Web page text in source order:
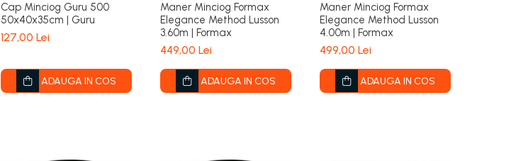
Cap Minciog Guru 500
50x40x35cm | Guru
127,00 Lei
ADAUGA IN COS
Maner Minciog Formax
Elegance Method Lusson
3.60m | Formax
449,00 Lei
ADAUGA IN COS
Maner Minciog Formax
Elegance Method Lusson
4.00m | Formax
499,00 Lei
ADAUGA IN COS